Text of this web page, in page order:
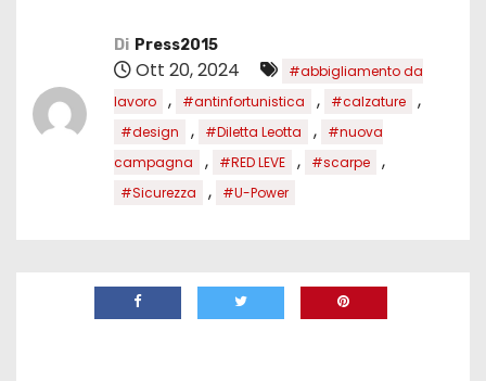
Di Press2015
Ott 20, 2024
#abbigliamento da
lavoro
, #antinfortunistica , #calzature ,
#design , #Diletta Leotta ,
#nuova
campagna
, #RED LEVE , #scarpe ,
#Sicurezza , #U-Power